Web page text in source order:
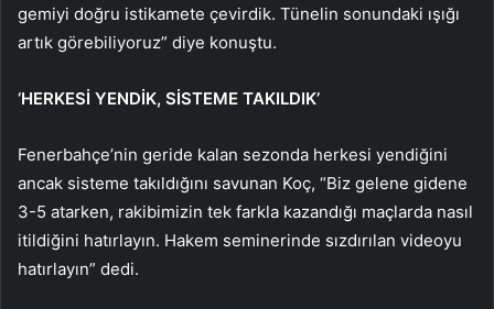
gemiyi doğru istikamete çevirdik. Tünelin sonundaki ışığı
artık görebiliyoruz” diye konuştu.
‘HERKESİ YENDİK, SİSTEME TAKILDIK’
Fenerbahçe’nin geride kalan sezonda herkesi yendiğini
ancak sisteme takıldığını savunan Koç, “Biz gelene gidene
3-5 atarken, rakibimizin tek farkla kazandığı maçlarda nasıl
itildiğini hatırlayın. Hakem seminerinde sızdırılan videoyu
hatırlayın” dedi.